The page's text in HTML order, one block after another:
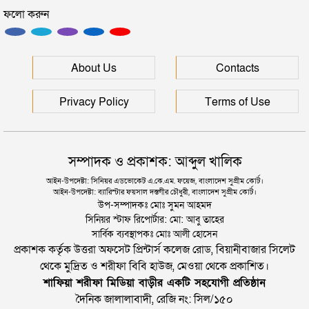
প্রধানমন্ত্রী
সিলেটে আরও দুইজনের মৃত্যু, হাসপাতালে ৩ শতাধিক
ফলো করুন
About Us Contacts
Privacy Policy Terms of Use
সম্পাদক ও প্রকাশক: আব্দুল খালিক
আইন-উপদেষ্টা: সিনিয়র এডভোকেট এ.কে.এম. ফয়েজ, বাংলাদেশ সুপ্রীম কোর্ট।
আইন-উপদেষ্টা: ব্যারিস্টার ফয়সাল দস্তগীর চৌধুরী, বাংলাদেশ সুপ্রীম কোর্ট।
উপ-সম্পাদকঃ মোঃ সুমন আহমদ
সিনিয়র স্টাফ রিপোর্টার: মো: আবু তাহের
সার্বিক ব্যবস্থাপকঃ মোঃ আলী হোসেন
প্রকাশক কর্তৃক উত্তরা অফসেট প্রিন্টার্স কলেজ রোড, বিয়ানীবাজার সিলেট
থেকে মুদ্রিত ও শরীফা বিবি হাউজ, মেওয়া থেকে প্রকাশিত।
শাফিয়া শরীফা মিডিয়া বাড়ীর একটি সহযোগী প্রতিষ্ঠান
দৈনিক জালালাবাদী, রেজি নং: সিল/১৫০